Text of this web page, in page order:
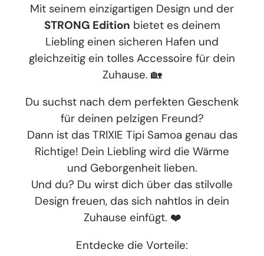
Mit seinem einzigartigen Design und der
STRONG Edition bietet es deinem
Liebling einen sicheren Hafen und
gleichzeitig ein tolles Accessoire für dein
Zuhause. 🏡
Du suchst nach dem perfekten Geschenk
für deinen pelzigen Freund?
Dann ist das TRIXIE Tipi Samoa genau das
Richtige! Dein Liebling wird die Wärme
und Geborgenheit lieben.
Und du? Du wirst dich über das stilvolle
Design freuen, das sich nahtlos in dein
Zuhause einfügt. ❤️
Entdecke die Vorteile: